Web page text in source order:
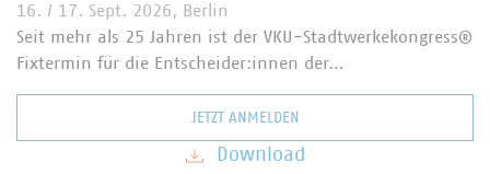
16. / 17. Sept. 2026, Berlin
Seit mehr als 25 Jahren ist der VKU-Stadtwerkekongress®
Fixtermin für die Entscheider:innen der…
JETZT ANMELDEN
Download